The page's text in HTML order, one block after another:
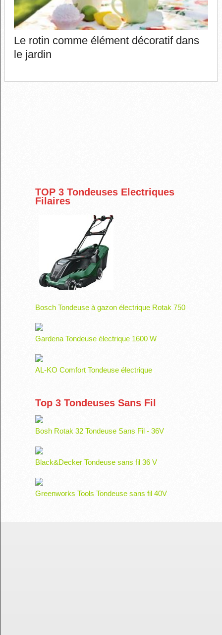
Le rotin comme élément décoratif dans
le jardin
TOP 3 Tondeuses Electriques
Filaires
Bosch Tondeuse à gazon électrique Rotak 750
Gardena Tondeuse électrique 1600 W
AL-KO Comfort Tondeuse électrique
Top 3 Tondeuses Sans Fil
Bosh Rotak 32 Tondeuse Sans Fil - 36V
Black&Decker Tondeuse sans fil 36 V
Greenworks Tools Tondeuse sans fil 40V